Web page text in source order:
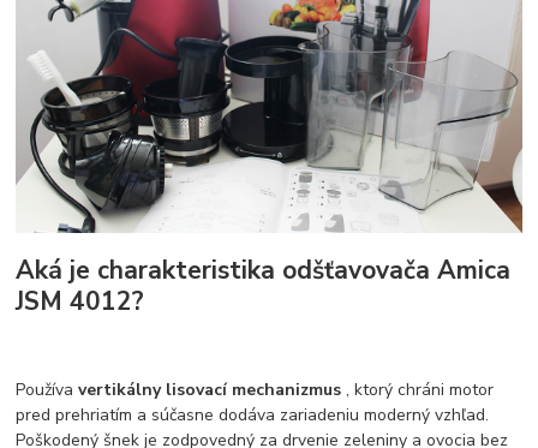
Aká je charakteristika odšťavovača Amica
JSM 4012?
Používavertikálny lisovací mechanizmus, ktorý chráni motor
pred prehriatím a súčasne dodáva zariadeniu moderný vzhľad.
Poškodený šnek je zodpovedný za drvenie zeleniny a ovocia bez